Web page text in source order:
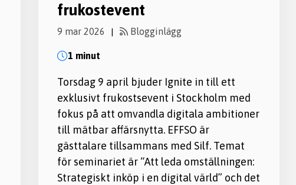
frukostevent
9 mar 2026 | Blogginlägg
1 minut
Torsdag 9 april bjuder Ignite in till ett
exklusivt frukostsevent i Stockholm med
fokus på att omvandla digitala ambitioner
till mätbar affärsnytta. EFFSO är
gästtalare tillsammans med Silf. Temat
för seminariet är “Att leda omställningen:
Strategiskt inköp i en digital värld” och det